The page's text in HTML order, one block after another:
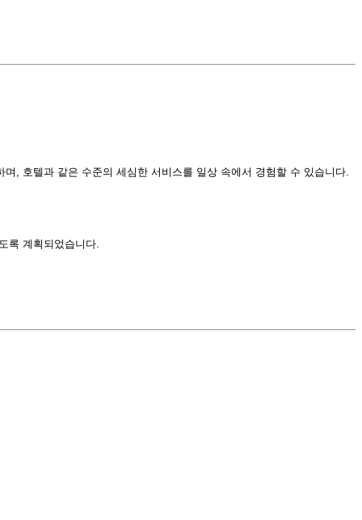
, 호텔과 같은 수준의 세심한 서비스를 일상 속에서 경험할 수 있습니다.
록 계획되었습니다.